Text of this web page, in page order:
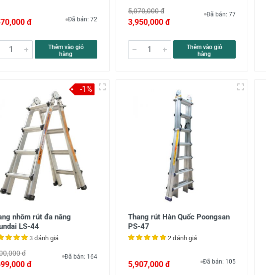
đ Đã bán: 72
Thêm vào giỏ
hàng
5,070,000 đ
3,950,000 đ
Đã bán: 77
Thêm vào giỏ
hàng
nhôm rút đa năng
LS-44
3 đánh giá
đ
đ
Đã bán: 164
-1%
Thang rút Hàn Quốc Poongsan
PS-47
2 đánh giá
5,907,000 đ Đã bán: 105